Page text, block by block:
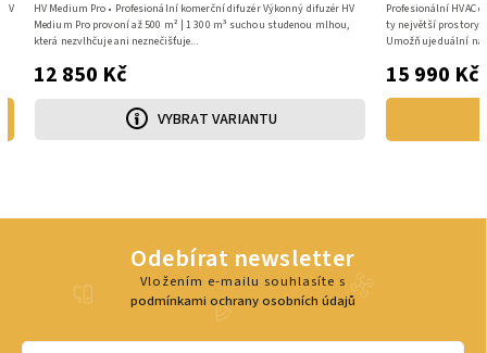
12 850 Kč
VYBRAT VARIANTU
HV Medium Pro • Profesionální komerční difuzér Výkonný difuzér HV
Medium Pro provoní až 500 m² | 1 300 m³ suchou studenou mlhou,
která nezvlhčuje ani neznečišťuje...
15 990 Kč
Profesionální HVAC
ty největší prostory,
Umožňuje duální
Odebírat newsletter
Vložením e-mailu souhlasíte s
podmínkami ochrany osobních údajů